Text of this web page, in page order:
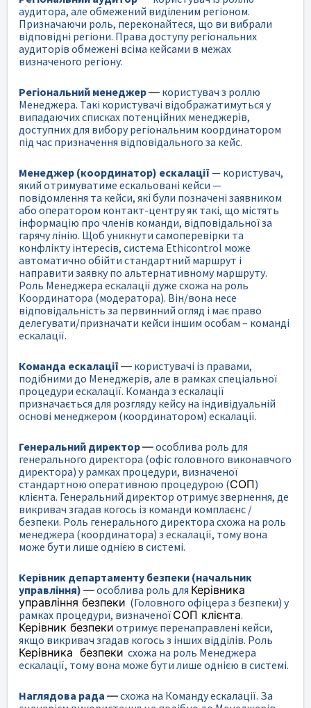
аудитора, але обмежений виділеним регіоном.
Призначаючи роль, переконайтеся, що ви вибрали
відповідні регіони. Права доступу регіональних
аудиторів обмежені всіма кейсами в межах
визначеного регіону.
Регіональний менеджер— користувач з роллю
Менеджера. Такі користувачі відображатимуться у
випадаючих списках потенційних менеджерів,
доступних для вибору регіональним координатором
під час призначення відповідального за кейс.
Менеджер (координатор) ескалації— користувач,
який отримуватиме ескальовані кейси —
повідомлення та кейси, які були позначені заявником
або оператором контакт-центру як такі, що містять
інформацію про членів команди, відповідальної за
гарячу лінію. Щоб уникнути самоперевірки та
конфлікту інтересів, система Ethicontrol може
автоматично обійти стандартний маршрут і
направити заявку по альтернативному маршруту.
Роль Менеджера ескалації дуже схожа на роль
Координатора (модератора). Він/вона несе
відповідальність за первинний огляд і має право
делегувати/призначати кейси іншим особам – команді
ескалації.
Команда ескалації— користувачі із правами,
подібними до Менеджерів, але в рамках спеціальної
процедури ескалації. Команда з ескалації
призначається для розгляду кейсу на індивідуальній
основі менеджером (координатором) ескалації.
Генеральний директор—особлива роль для
генерального директора (офіс головного виконавчого
директора) у рамках процедури, визначеної
стандартною оперативною процедурою (СОП)
клієнта. Генеральний директор отримує звернення, де
викривач згадав когось із команди комплаєнс /
безпеки. Роль генерального директора схожа на роль
менеджера (координатора) з ескалації, тому вона
може бути лише однією в системі.
Керівник департаменту безпеки (начальник
управління) —особлива роль для Керівника
управління безпеки (Головного офіцера з безпеки) у
рамках процедури, визначеної СОП клієнта.
Керівник безпеки отримує перенаправлені кейси,
якщо викривач згадав когось з інших відділів. Роль
Керівника безпеки схожа на роль Менеджера
ескалації, тому вона може бути лише однією в системі.
Наглядова рада —схожа на Команду ескалації. За